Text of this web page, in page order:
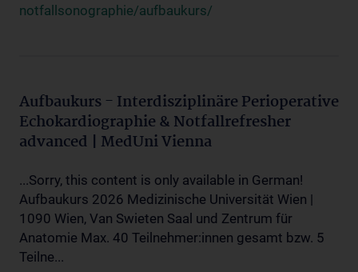
notfallsonographie/aufbaukurs/
Aufbaukurs - Interdisziplinäre Perioperative
Echokardiographie & Notfallrefresher
advanced | MedUni Vienna
...Sorry, this content is only available in German!
Aufbaukurs 2026 Medizinische Universität Wien |
1090 Wien, Van Swieten Saal und Zentrum für
Anatomie Max. 40 Teilnehmer:innen gesamt bzw. 5
Teilne...